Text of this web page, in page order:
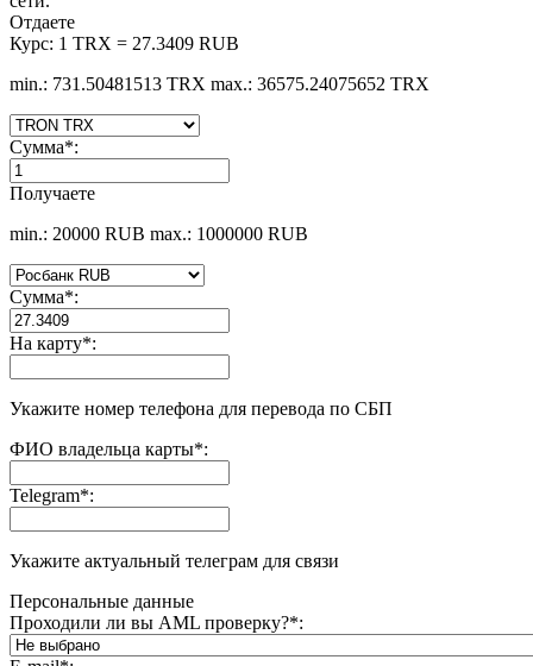
Отдаете
Курс: 1 TRX = 27.3409 RUB
min.: 731.50481513 TRX max.: 36575.24075652 TRX
Сумма*:
Получаете
min.: 20000 RUB max.: 1000000 RUB
Сумма*:
На карту*:
Укажите номер телефона для перевода по СБП
ФИО владельца карты*:
Telegram*:
Укажите актуальный телеграм для связи
Персональные данные
Проходили ли вы AML проверку?*: